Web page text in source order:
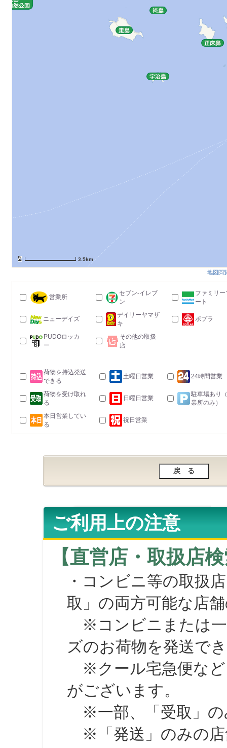
3.5km
地図閲
営業所
セブン-イレブ
ン
ファミリー
ート
ニューデイズ
デイリーヤマザ
キ
ポプラ
PUDOロッカ
ー
その他の取扱
店
荷物を持込発送
できる
土曜日営業 24時間営業
荷物を受け取れ
る
日曜日営業
駐車場あり
業所のみ）
本日営業してい
る
祝日営業
ご利用上の注意
【直営店・取扱店
・コンビニ等の取扱
取」の両方可能な店
※コンビニまたは一
ズのお荷物を発送で
※クール宅急便など
がございます。
※一部、「受取」の
※「発送」のみの店